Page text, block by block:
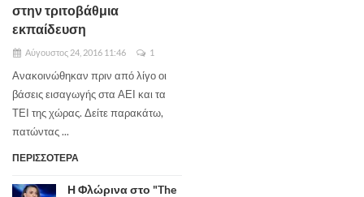
στην τριτοβάθμια
εκπαίδευση
Αύγουστος 24, 2016 11:46 1
Ανακοινώθηκαν πριν από λίγο οι
βάσεις εισαγωγής στα ΑΕΙ και τα
ΤΕΙ της χώρας. Δείτε παρακάτω,
πατώντας ...
ΠΕΡΙΣΣΟΤΕΡΑ
Η Φλώρινα στο "The